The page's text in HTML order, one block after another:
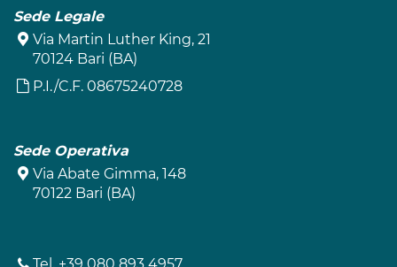
Sede Legale
Via Martin Luther King, 21
70124 Bari (BA)
P.I./C.F. 08675240728
Sede Operativa
Via Abate Gimma, 148
70122 Bari (BA)